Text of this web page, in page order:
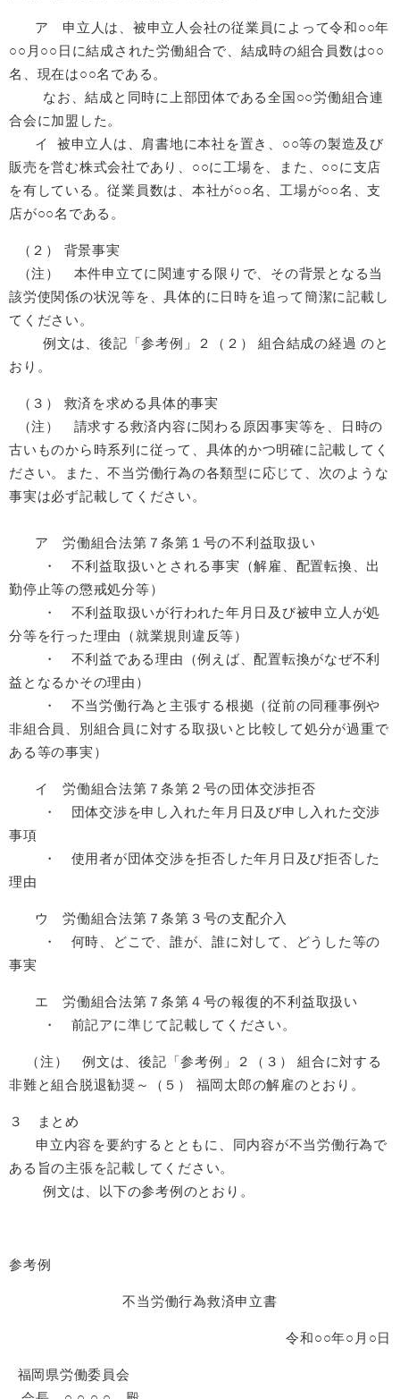
ア 申立人は、被申立人会社の従業員によって令和○○年
○○月○○日に結成された労働組合で、結成時の組合員数は○○
名、現在は○○名である。
なお、結成と同時に上部団体である全国○○労働組合連
合会に加盟した。
イ 被申立人は、肩書地に本社を置き、○○等の製造及び
販売を営む株式会社であり、○○に工場を、また、○○に支店
を有している。従業員数は、本社が○○名、工場が○○名、支
店が○○名である。
（２） 背景事実
（注） 本件申立てに関連する限りで、その背景となる当
該労使関係の状況等を、具体的に日時を追って簡潔に記載し
てください。
例文は、後記「参考例」２（２） 組合結成の経過 のと
おり。
（３） 救済を求める具体的事実
（注） 請求する救済内容に関わる原因事実等を、日時の
古いものから時系列に従って、具体的かつ明確に記載してく
ださい。また、不当労働行為の各類型に応じて、次のような
事実は必ず記載してください。
ア 労働組合法第７条第１号の不利益取扱い
・ 不利益取扱いとされる事実（解雇、配置転換、出
勤停止等の懲戒処分等）
・ 不利益取扱いが行われた年月日及び被申立人が処
分等を行った理由（就業規則違反等）
・ 不利益である理由（例えば、配置転換がなぜ不利
益となるかその理由）
・ 不当労働行為と主張する根拠（従前の同種事例や
非組合員、別組合員に対する取扱いと比較して処分が過重で
ある等の事実）
イ 労働組合法第７条第２号の団体交渉拒否
・ 団体交渉を申し入れた年月日及び申し入れた交渉
事項
・ 使用者が団体交渉を拒否した年月日及び拒否した
理由
ウ 労働組合法第７条第３号の支配介入
・ 何時、どこで、誰が、誰に対して、どうした等の
事実
エ 労働組合法第７条第４号の報復的不利益取扱い
・ 前記アに準じて記載してください。
（注） 例文は、後記「参考例」２（３） 組合に対する
非難と組合脱退勧奨～（５） 福岡太郎の解雇のとおり。
３ まとめ
申立内容を要約するとともに、同内容が不当労働行為で
ある旨の主張を記載してください。
例文は、以下の参考例のとおり。
参考例
不当労働行為救済申立書
令和○○年○月○日
福岡県労働委員会